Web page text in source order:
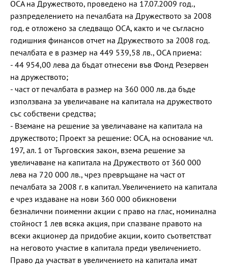
ОСА на Дружеството, проведено на 17.07.2009 год.,
разпределението на печалбата на Дружеството за 2008
год. е отложено за следващо ОСА, както и че съгласно
годишния финансов отчет на Дружеството за 2008 год.
печалбата е в размер на 449 539,58 лв., ОСА приема:
- 44 954,00 лева да бъдат отнесени във Фонд Резервен
на дружеството;
- част от печалбата в размер на 360 000 лв. да бъде
използвана за увеличаване на капитала на дружеството
със собствени средства;
- Вземане на решение за увеличаване на капитала на
дружеството; Проект за решение: ОСА, на основание чл.
197, ал. 1 от Търговския закон, взема решение за
увеличаване на капитала на Дружеството от 360 000
лева на 720 000 лв., чрез превръщане на част от
печалбата за 2008 г. в капитал. Увеличението на капитала
е чрез издаване на нови 360 000 обикновени
безналични поименни акции с право на глас, номинална
стойност 1 лев всяка акция, при спазване правото на
всеки акционер да придобие акции, които съответстват
на неговото участие в капитала преди увеличението.
Право да участват в увеличението на капитала имат